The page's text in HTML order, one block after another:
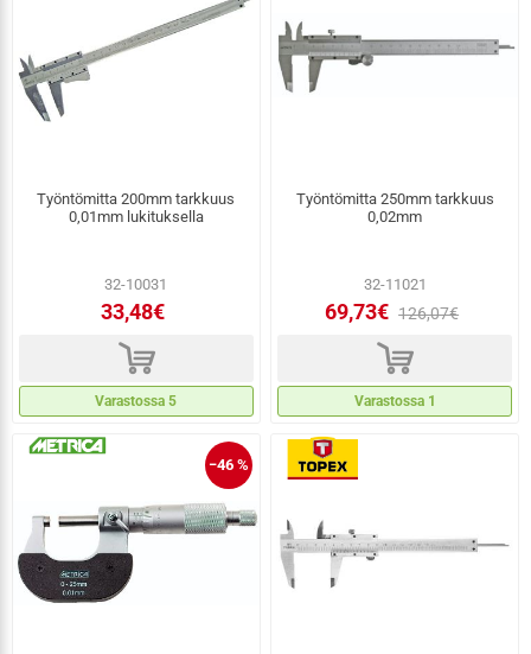
Työntömitta 200mm tarkkuus
0,01mm lukituksella
32-10031
33,48€
d
Varastossa 5
Työntömitta 250mm tarkkuus
0,02mm
32-11021
69,73€ 126,07€
d
Varastossa 1
−46 %